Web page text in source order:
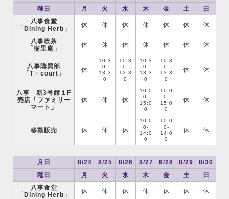
曜日
月 火 水 木 金 土
日
八事食堂
「Dining Herb」
休 休 休 休 休 休 休
八事喫茶
「樹里庵」
休 休 休 休 休 休 休
八事購買部
「T・court」
休
10:3
0-
13:3
0
10:3
0-
13:3
0
10:3
0-
13:3
0
10:3
0-
13:3
0
休 休
八事 新3号館１F
売店「ファミリー
マート」
休 休 休
10:0
0-
15:0
0
10:0
0-
15:0
0
休 休
移動販売 休 休 休
10:0
0-
14:0
0
10:0
0-
14:0
0
休 休
月日 8/24 8/25 8/26 8/27 8/28 8/29
8/30
曜日
月 火 水 木 金 土
日
八事食堂
「Dining Herb」
休 休 休 休 休 休 休